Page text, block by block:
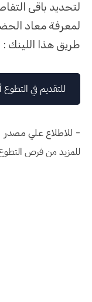
لتحديد باقى
طريق هذا اللينك :
للتقديم في
- للاطلاع علي مصدر
للمزيد من فرص